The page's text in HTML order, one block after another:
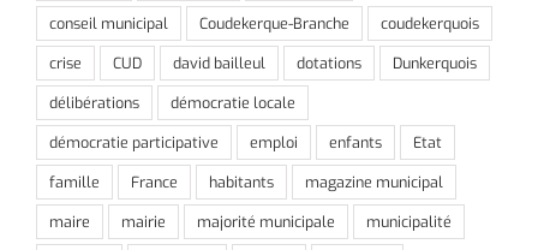
conseil municipal
Coudekerque-Branche
coudekerquois
crise
CUD david bailleul dotations
Dunkerquois
délibérations
démocratie locale
démocratie participative
emploi enfants
Etat
famille
France habitants
magazine municipal
maire
mairie majorité municipale
municipalité